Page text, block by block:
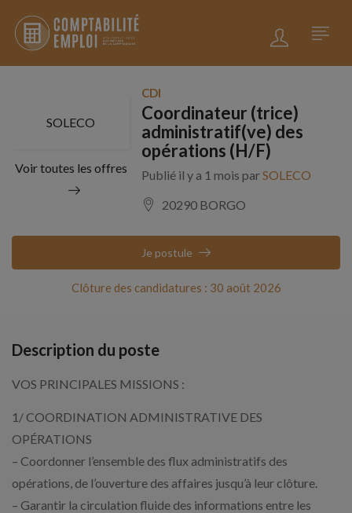
SOLECO
Voir toutes les offres
CDI
Coordinateur (trice)
administratif(ve) des
opérations (H/F)
Publié il y a 1 mois par SOLECO
20290 BORGO
Clôture des candidatures : 30 août 2026
Je postule
Description du poste
VOS PRINCIPALES MISSIONS :
1/ COORDINATION ADMINISTRATIVE DES
OPÉRATIONS
– Coordonner l’ensemble des flux administratifs des
opérations, de l’ouverture des affaires jusqu’à leur clôture.
– Garantir la circulation fluide des informations entre les